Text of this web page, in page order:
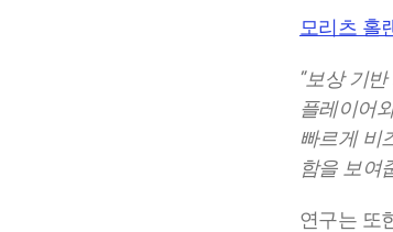
모리츠 홀
"보상 기
플레이어
빠르게 비
함을 보여
연구는 또